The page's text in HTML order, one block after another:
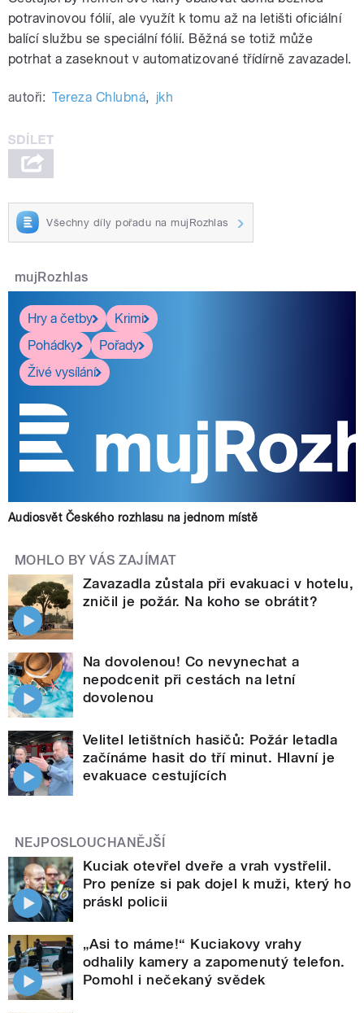
potravinovou fólií, ale využít k tomu až na letišti oficiální
balící službu se speciální fólií. Běžná se totiž může
potrhat a zaseknout v automatizované třídírně zavazadel.
autoři: Tereza Chlubná, jkh
Všechny díly pořadu na mujRozhlas
mujRozhlas
Hry a četby
Krimi
Pohádky
Pořady
Živé vysílání
Audiosvět Českého rozhlasu na jednom místě
MOHLO BY VÁS ZAJÍMAT
Zavazadla zůstala při evakuaci v hotelu,
zničil je požár. Na koho se obrátit?
Na dovolenou! Co nevynechat a
nepodcenit při cestách na letní
dovolenou
Velitel letištních hasičů: Požár letadla
začínáme hasit do tří minut. Hlavní je
evakuace cestujících
NEJPOSLOUCHANĚJŠÍ
Kuciak otevřel dveře a vrah vystřelil.
Pro peníze si pak dojel k muži, který ho
práskl policii
„Asi to máme!“ Kuciakovy vrahy
odhalily kamery a zapomenutý telefon.
Pomohl i nečekaný svědek